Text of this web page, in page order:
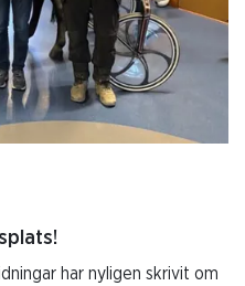
har nyligen skrivit om